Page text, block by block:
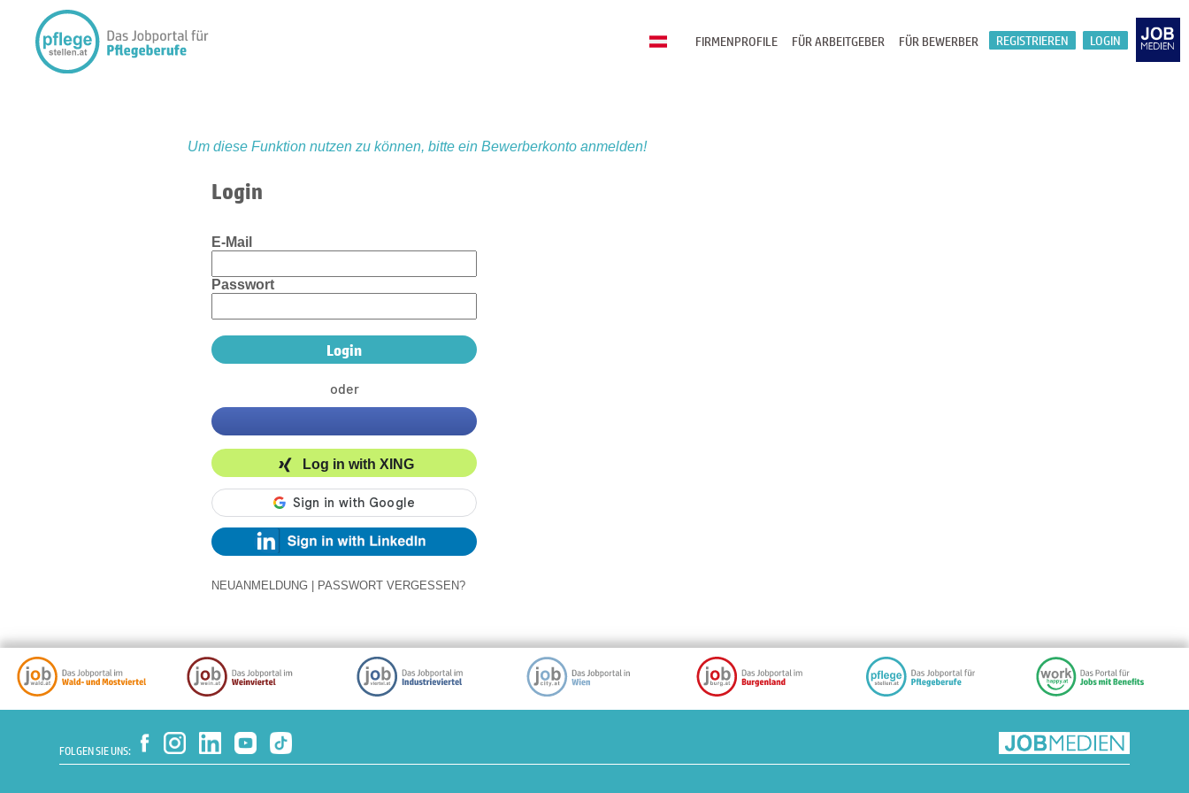
LOGIN
REGISTRIEREN
FÜR BEWERBER
FÜR ARBEITGEBER
FIRMENPROFILE
Um diese Funktion nutzen zu können, bitte ein Bewerberkonto anmelden!
Login
E-Mail
Passwort
oder
Log in with XING
NEUANMELDUNG PASSWORT VERGESSEN?
FOLGEN SIE UNS: